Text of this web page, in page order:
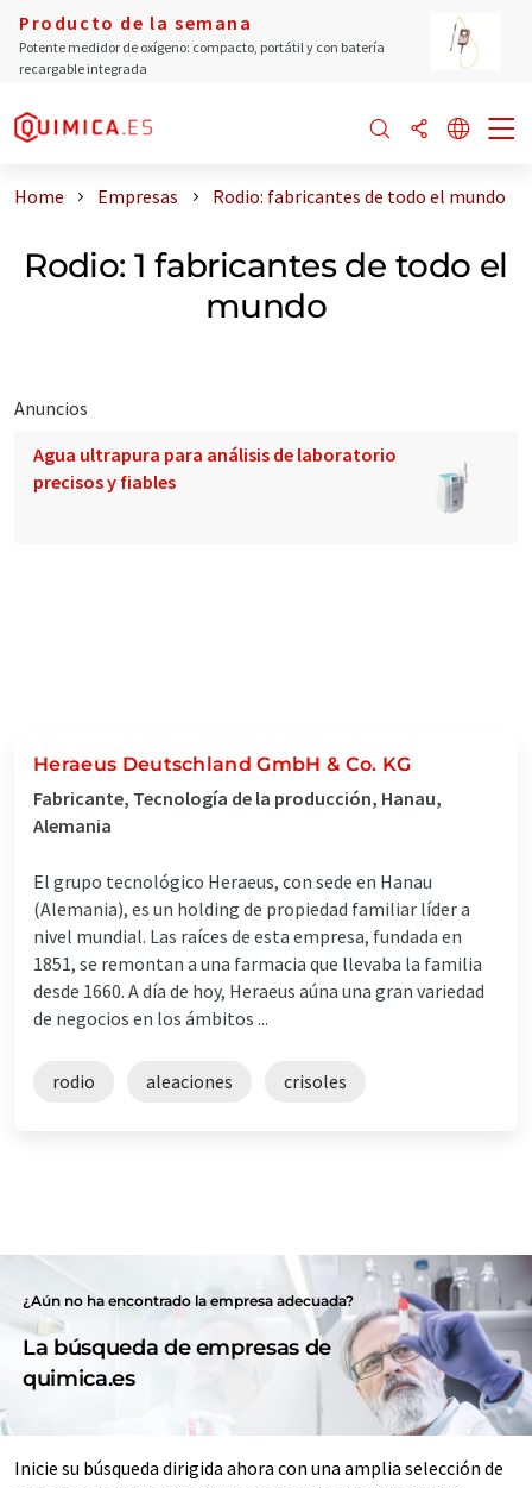
Producto de la semana
Potente medidor de oxígeno: compacto, portátil y con batería
recargable integrada
Home Empresas Rodio: fabricantes de todo el mundo
Rodio: 1 fabricantes de todo el
mundo
Anuncios
Agua ultrapura para análisis de laboratorio
precisos y fiables
Heraeus Deutschland GmbH & Co. KG
Fabricante, Tecnología de la producción, Hanau,
Alemania
El grupo tecnológico Heraeus, con sede en Hanau
(Alemania), es un holding de propiedad familiar líder a
nivel mundial. Las raíces de esta empresa, fundada en
1851, se remontan a una farmacia que llevaba la familia
desde 1660. A día de hoy, Heraeus aúna una gran variedad
de negocios en los ámbitos ...
rodio aleaciones crisoles
¿Aún no ha encontrado la empresa adecuada?
La búsqueda de empresas de
quimica.es
Inicie su búsqueda dirigida ahora con una amplia selección de